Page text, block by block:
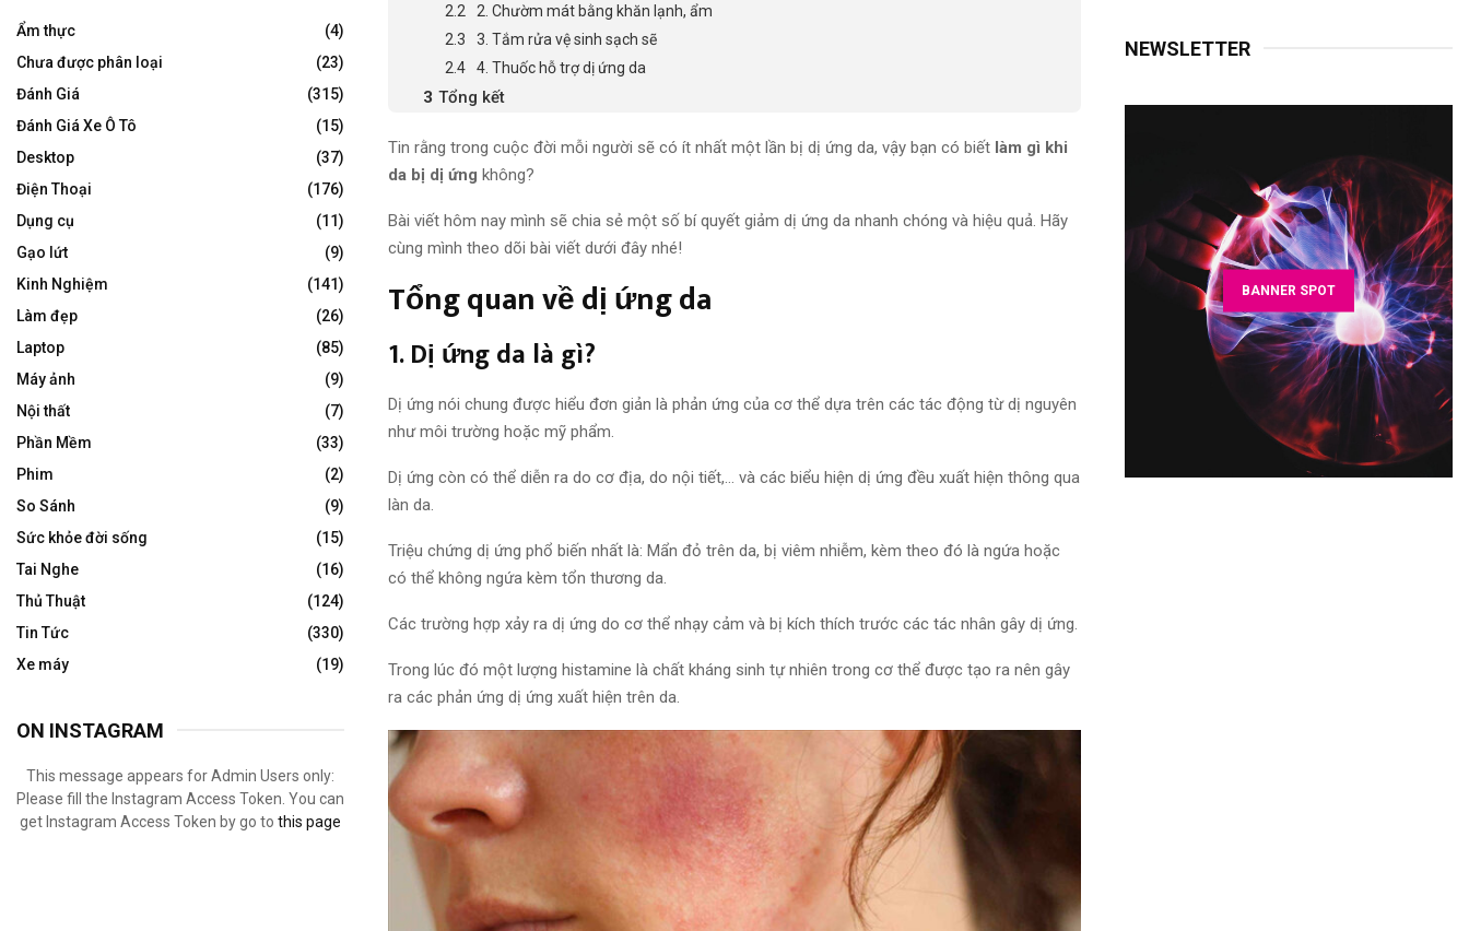
2. Chườm mát bằng khăn lạnh, ẩm
3. Tắm rửa vệ sinh sạch sẽ
4. Thuốc hỗ trợ dị ứng da
Tổng kết
Tin rằng trong cuộc đời mỗi người sẽ có ít nhất một lần bị dị ứng da, vậy bạn có biết làm gì khi
da bị dị ứng không?
Bài viết hôm nay mình sẽ chia sẻ một số bí quyết giảm dị ứng da nhanh chóng và hiệu quả. Hãy
cùng mình theo dõi bài viết dưới đây nhé!
Tổng quan về dị ứng da
1. Dị ứng da là gì?
Dị ứng nói chung được hiểu đơn giản là phản ứng của cơ thể dựa trên các tác động từ dị nguyên
như môi trường hoặc mỹ phẩm.
Dị ứng còn có thể diễn ra do cơ địa, do nội tiết,… và các biểu hiện dị ứng đều xuất hiện thông qua
làn da.
Triệu chứng dị ứng phổ biến nhất là: Mẩn đỏ trên da, bị viêm nhiễm, kèm theo đó là ngứa hoặc
có thể không ngứa kèm tổn thương da.
Các trường hợp xảy ra dị ứng do cơ thể nhạy cảm và bị kích thích trước các tác nhân gây dị ứng.
Trong lúc đó một lượng histamine là chất kháng sinh tự nhiên trong cơ thể được tạo ra nên gây
ra các phản ứng dị ứng xuất hiện trên da.
Ẩm thực
(4)
Chưa được phân loại
(23)
Đánh Giá
(315)
Đánh Giá Xe Ô Tô
(15)
Desktop
(37)
Điện Thoại
(176)
Dụng cụ
(11)
Gạo lứt
(9)
Kinh Nghiệm
(141)
Làm đẹp
(26)
Laptop
(85)
Máy ảnh
(9)
Nội thất
(7)
Phần Mềm
(33)
Phim
(2)
So Sánh
(9)
Sức khỏe đời sống
(15)
Tai Nghe
(16)
Thủ Thuật
(124)
Tin Tức
(330)
Xe máy
(19)
ON INSTAGRAM
This message appears for Admin Users only:
Please fill the Instagram Access Token. You can
get Instagram Access Token by go to this page
NEWSLETTER
BANNER SPOT